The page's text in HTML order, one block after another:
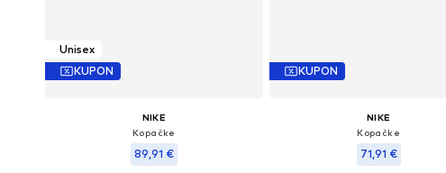
Unisex
KUPON
NIKE
Kopačke
89,91 €
KUPON
NIKE
Kopačke
71,91 €